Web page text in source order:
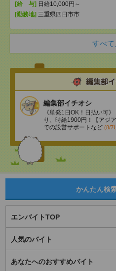
[給 与] 日給10,000円～
[勤務地] 三重県四日市市
すべて
編集部イチオシ
《単発1日OK！日払い可
り、時給1900円！【アジ
での設営サポートなど (8/
かんたん検
エンバイトTOP
人気のバイト
あなたへのおすすめバイト